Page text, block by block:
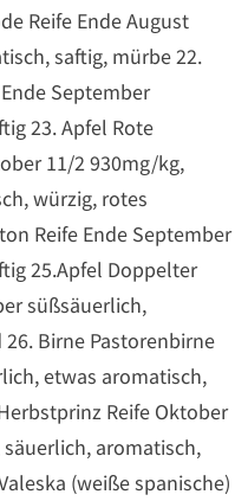
Reife Ende August
saftig, mürbe 22.
September
23. Apfel Rote
11/2 930mg/kg,
würzig, rotes
Reife Ende September
25.Apfel Doppelter
süßsäuerlich,
Birne Pastorenbirne
etwas aromatisch,
Reife Oktober
aromatisch,
(weiße spanische)